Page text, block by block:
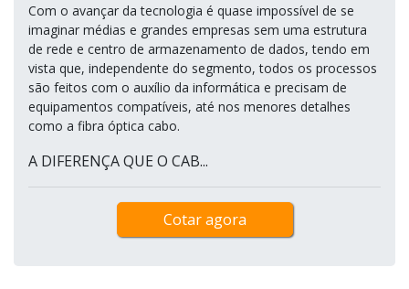
Com o avançar da tecnologia é quase impossível de se
imaginar médias e grandes empresas sem uma estrutura
de rede e centro de armazenamento de dados, tendo em
vista que, independente do segmento, todos os processos
são feitos com o auxílio da informática e precisam de
equipamentos compatíveis, até nos menores detalhes
como a fibra óptica cabo.
A DIFERENÇA QUE O CAB...
Cotar agora